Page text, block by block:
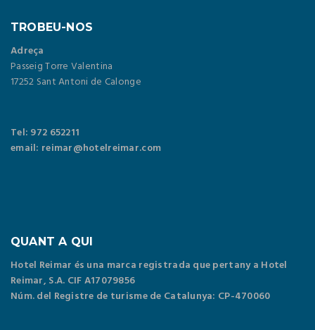
TROBEU-NOS
Adreça
Passeig Torre Valentina
17252 Sant Antoni de Calonge
Tel: 972 652211
email: reimar@hotelreimar.com
QUANT A QUI
Hotel Reimar és una marca registrada que pertany a Hotel
Reimar, S.A. CIF A17079856
Núm. del Registre de turisme de Catalunya: CP-470060